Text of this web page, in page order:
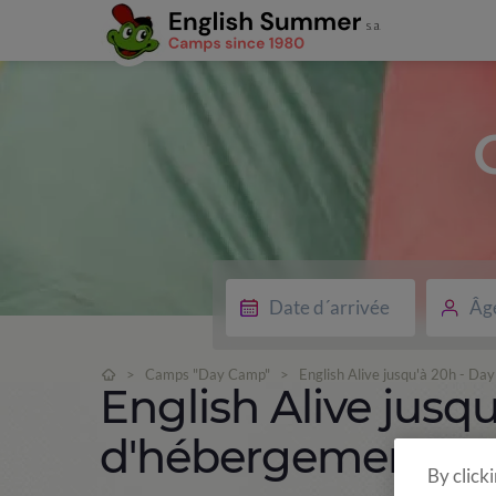
> Camps "Day Camp" > English Alive jusqu'à 20h -
English Alive
d'hébergement)
By